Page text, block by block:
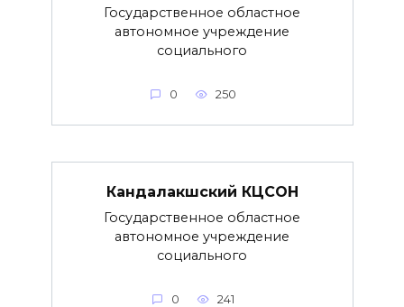
Государственное областное
автономное учреждение
социального
0 250
Кандалакшский КЦСОН
Государственное областное
автономное учреждение
социального
0 241